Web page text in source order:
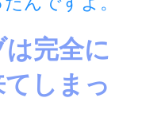
完全に
しまっ